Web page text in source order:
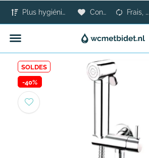
Plus hygiénique que le papier toilette Confort pour tous Frais, sûr et moderne
SOLDES
-40%